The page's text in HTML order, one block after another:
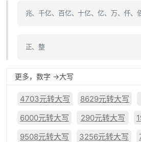
兆、千亿、百亿、十亿、亿、万、仟
正、整
更多，数字 ->大写
4703元转大写 8629元转大写
6000元转大写
290元转大写
9508元转大写
3256元转大写